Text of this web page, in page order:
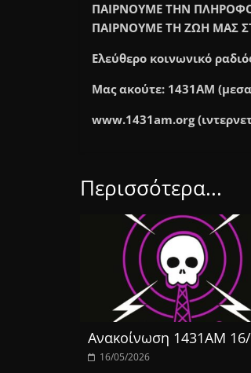
ΠΑΙΡΝΟΥΜΕ ΤΗΝ
ΠΑΙΡΝΟΥΜΕ ΤΗ ΖΩΗ ΜΑΣ
Ελεύθερο κοινωνικό
Μας ακούτε: 1431AM
www.1431am.org
Περισσότερα...
Ανακοίνωση 1431ΑΜ
16/05/2026